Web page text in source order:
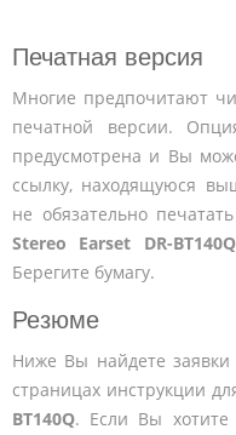
Печатная версия
Многие предпочитают
печатной версии.
предусмотрена и Вы
ссылку, находящуюся
не обязательно
Stereo Earset DR-BT140Q
Берегите бумагу.
Резюме
Ниже Вы найдете
страницах инструкции
BT140Q. Если Вы хотите